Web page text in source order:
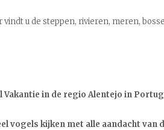
vindt u de steppen, rivieren, meren,
Vakantie in de regio Alentejo in
vogels kijken met alle aandacht van